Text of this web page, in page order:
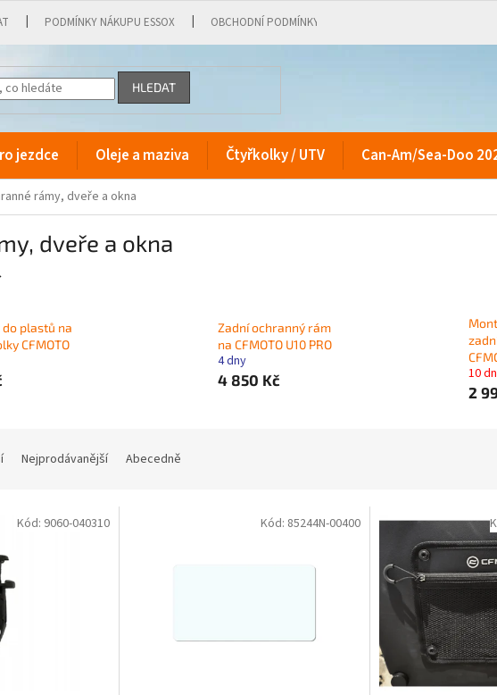
PODMÍNKY NÁKUPU ESSOX OBCHODNÍ PODMÍNKY
HLEDAT
jezdce Oleje a maziva Čtyřkolky / UTV Can-Am/Sea-Doo
rámy, dveře a okna
dveře a okna
do plastů na
CFMOTO
Zadní ochranný rám
na CFMOTO U10 PRO
4 dny
4 850 Kč
10
2
Nejprodávanější Abecedně
Kód: 9060-040310 Kód: 85244N-00400